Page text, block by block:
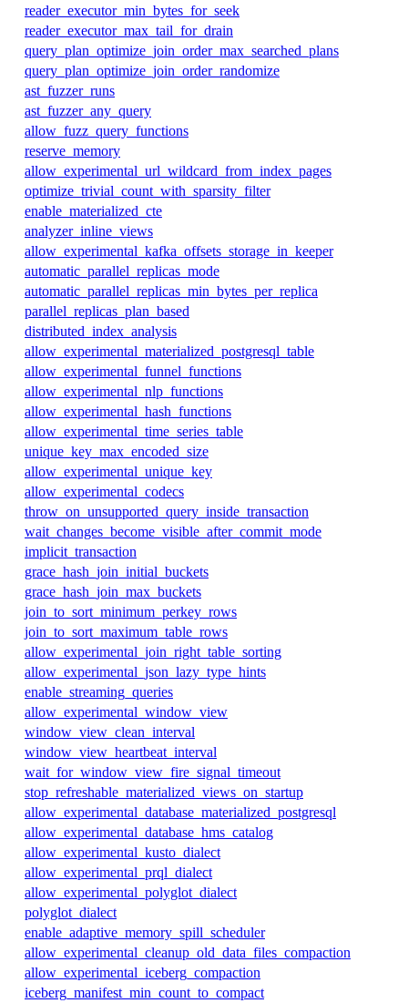
reader_executor_min_bytes_for_seek
reader_executor_max_tail_for_drain
query_plan_optimize_join_order_max_searched_plans
query_plan_optimize_join_order_randomize
ast_fuzzer_runs
ast_fuzzer_any_query
allow_fuzz_query_functions
reserve_memory
allow_experimental_url_wildcard_from_index_pages
optimize_trivial_count_with_sparsity_filter
enable_materialized_cte
analyzer_inline_views
allow_experimental_kafka_offsets_storage_in_keeper
automatic_parallel_replicas_mode
automatic_parallel_replicas_min_bytes_per_replica
parallel_replicas_plan_based
distributed_index_analysis
allow_experimental_materialized_postgresql_table
allow_experimental_funnel_functions
allow_experimental_nlp_functions
allow_experimental_hash_functions
allow_experimental_time_series_table
unique_key_max_encoded_size
allow_experimental_unique_key
allow_experimental_codecs
throw_on_unsupported_query_inside_transaction
wait_changes_become_visible_after_commit_mode
implicit_transaction
grace_hash_join_initial_buckets
grace_hash_join_max_buckets
join_to_sort_minimum_perkey_rows
join_to_sort_maximum_table_rows
allow_experimental_join_right_table_sorting
allow_experimental_json_lazy_type_hints
enable_streaming_queries
allow_experimental_window_view
window_view_clean_interval
window_view_heartbeat_interval
wait_for_window_view_fire_signal_timeout
stop_refreshable_materialized_views_on_startup
allow_experimental_database_materialized_postgresql
allow_experimental_database_hms_catalog
allow_experimental_kusto_dialect
allow_experimental_prql_dialect
allow_experimental_polyglot_dialect
polyglot_dialect
enable_adaptive_memory_spill_scheduler
allow_experimental_cleanup_old_data_files_compaction
allow_experimental_iceberg_compaction
iceberg_manifest_min_count_to_compact